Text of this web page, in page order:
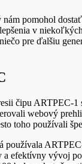
pomohol
v
pre ďalšiu
čipu ARTPEC-
webový
toho používali
efektívny vývoj